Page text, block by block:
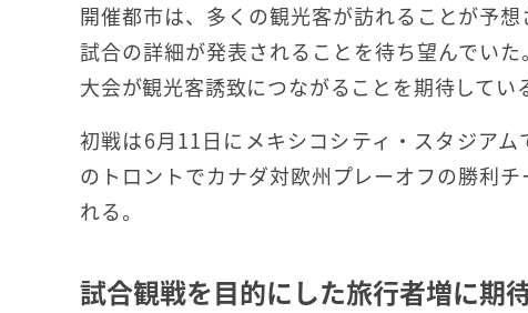
開催都市は、多くの観光客が訪れることが予想
試合の詳細が発表されることを待ち望んでい
大会が観光客誘致につながることを期待してい
初戦は6月11日にメキシコシティ・スタジア
のトロントでカナダ対欧州プレーオフの勝利
れる。
試合観戦を目的にした旅行者増に期